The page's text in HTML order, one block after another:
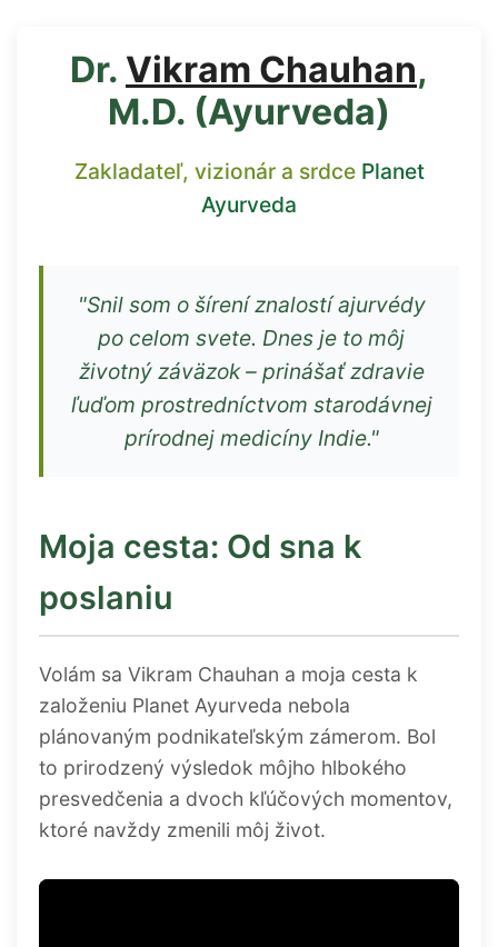
Dr. Vikram Chauhan,
M.D. (Ayurveda)
Zakladateľ, vizionár a srdce Planet
Ayurveda
"Snil som o šírení znalostí ajurvédy
po celom svete. Dnes je to môj
životný záväzok – prinášať zdravie
ľuďom prostredníctvom starodávnej
prírodnej medicíny Indie."
Moja cesta: Od sna k
poslaniu
Volám sa Vikram Chauhan a moja cesta k
založeniu Planet Ayurveda nebola
plánovaným podnikateľským zámerom. Bol
to prirodzený výsledok môjho hlbokého
presvedčenia a dvoch kľúčových momentov,
ktoré navždy zmenili môj život.